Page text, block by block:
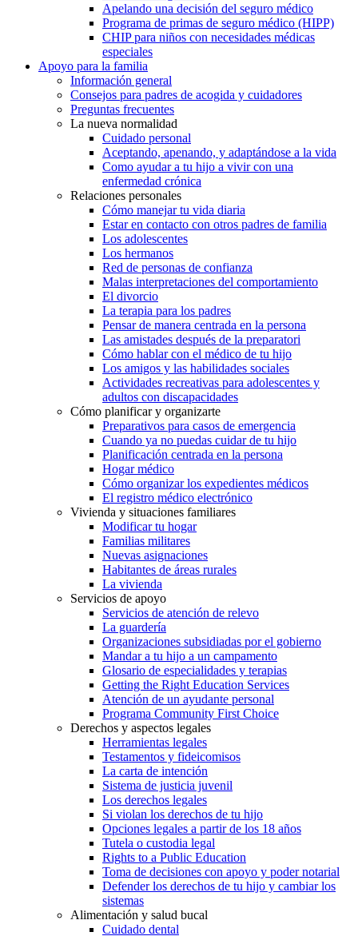
Apelando una decisión del seguro médico
Programa de primas de seguro médico (HIPP)
CHIP para niños con necesidades médicas
especiales
Apoyo para la familia
Información general
Consejos para padres de acogida y cuidadores
Preguntas frecuentes
La nueva normalidad
Cuidado personal
Aceptando, apenando, y adaptándose a la vida
Como ayudar a tu hijo a vivir con una
enfermedad crónica
Relaciones personales
Cómo manejar tu vida diaria
Estar en contacto con otros padres de familia
Los adolescentes
Los hermanos
Red de personas de confianza
Malas interpretaciones del comportamiento
El divorcio
La terapia para los padres
Pensar de manera centrada en la persona
Las amistades después de la preparatori
Cómo hablar con el médico de tu hijo
Los amigos y las habilidades sociales
Actividades recreativas para adolescentes y
adultos con discapacidades
Cómo planificar y organizarte
Preparativos para casos de emergencia
Cuando ya no puedas cuidar de tu hijo
Planificación centrada en la persona
Hogar médico
Cómo organizar los expedientes médicos
El registro médico electrónico
Vivienda y situaciones familiares
Modificar tu hogar
Familias militares
Nuevas asignaciones
Habitantes de áreas rurales
La vivienda
Servicios de apoyo
Servicios de atención de relevo
La guardería
Organizaciones subsidiadas por el gobierno
Mandar a tu hijo a un campamento
Glosario de especialidades y terapias
Getting the Right Education Services
Atención de un ayudante personal
Programa Community First Choice
Derechos y aspectos legales
Herramientas legales
Testamentos y fideicomisos
La carta de intención
Sistema de justicia juvenil
Los derechos legales
Si violan los derechos de tu hijo
Opciones legales a partir de los 18 años
Tutela o custodia legal
Rights to a Public Education
Toma de decisiones con apoyo y poder notarial
Defender los derechos de tu hijo y cambiar los
sistemas
Alimentación y salud bucal
Cuidado dental